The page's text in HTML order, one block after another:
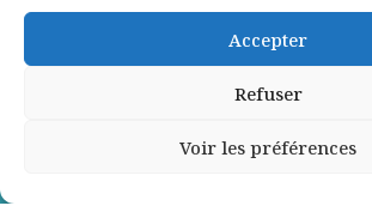
Accepter
Refuser
Voir les préférences